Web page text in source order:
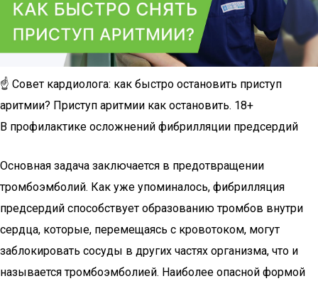
☝ Совет кардиолога: как быстро остановить приступ
аритмии? Приступ аритмии как остановить. 18+
В профилактике осложнений фибрилляции предсердий
Основная задача заключается в предотвращении
тромбоэмболий. Как уже упоминалось, фибрилляция
предсердий способствует образованию тромбов внутри
сердца, которые, перемещаясь с кровотоком, могут
заблокировать сосуды в других частях организма, что и
называется тромбоэмболией. Наиболее опасной формой